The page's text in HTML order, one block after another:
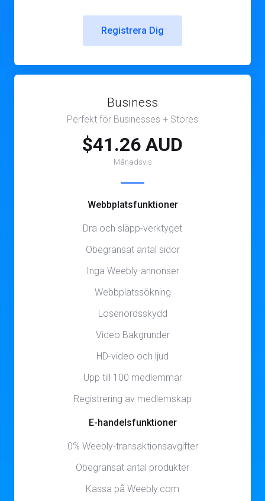
Registrera Dig
Business
Perfekt för Businesses + Stores
$41.26 AUD
Månadsvis
Webbplatsfunktioner
Dra och släpp-verktyget
Obegränsat antal sidor
Inga Weebly-annonser
Webbplatssökning
Lösenordsskydd
Video Bakgrunder
HD-video och ljud
Upp till 100 medlemmar
Registrering av medlemskap
E-handelsfunktioner
0% Weebly-transaktionsavgifter
Obegränsat antal produkter
Kassa på Weebly.com